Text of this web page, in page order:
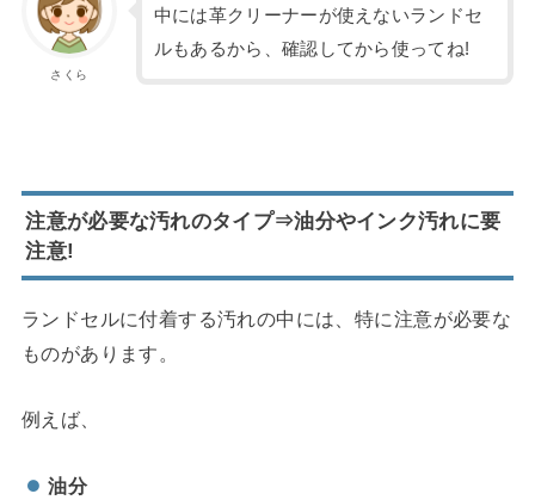
さくら
中には革クリーナーが使えないランドセ
ルもあるから、確認してから使ってね!
注意が必要な汚れのタイプ⇒油分やインク汚れに要
注意!
ランドセルに付着する汚れの中には、特に注意が必要な
ものがあります。
例えば、
油分